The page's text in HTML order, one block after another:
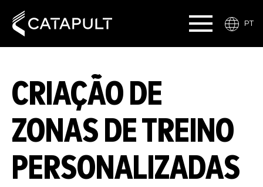
PT
CRIAÇÃO DE
ZONAS DE TREINO
PERSONALIZADAS